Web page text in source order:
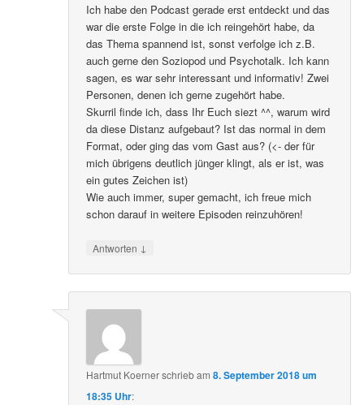
Ich habe den Podcast gerade erst entdeckt und das
war die erste Folge in die ich reingehört habe, da
das Thema spannend ist, sonst verfolge ich z.B.
auch gerne den Soziopod und Psychotalk. Ich kann
sagen, es war sehr interessant und informativ! Zwei
Personen, denen ich gerne zugehört habe.
Skurril finde ich, dass Ihr Euch siezt ^^, warum wird
da diese Distanz aufgebaut? Ist das normal in dem
Format, oder ging das vom Gast aus? (<- der für
mich übrigens deutlich jünger klingt, als er ist, was
ein gutes Zeichen ist)
Wie auch immer, super gemacht, ich freue mich
schon darauf in weitere Episoden reinzuhören!
Antworten ↓
Hartmut Koernerschriebam8. September 2018 um
18:35 Uhr: